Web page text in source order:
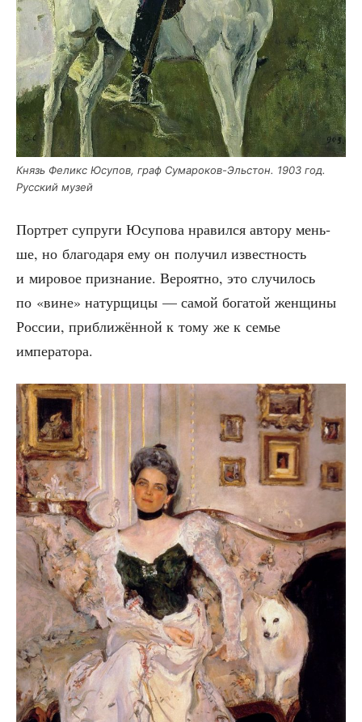
Князь Феликс Юсу­пов, граф Сума­ро­ков-Эль­стон. 1903 год.
Рус­ский музей
Порт­рет супру­ги Юсу­по­ва нра­вил­ся авто­ру мень­
ше, но бла­го­да­ря ему он полу­чил извест­ность
и миро­вое при­зна­ние. Веро­ят­но, это слу­чи­лось
по «вине» натур­щи­цы — самой бога­той жен­щи­ны
Рос­сии, при­бли­жён­ной к тому же к семье
императора.